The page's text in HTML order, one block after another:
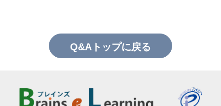
Q&Aトップに戻る